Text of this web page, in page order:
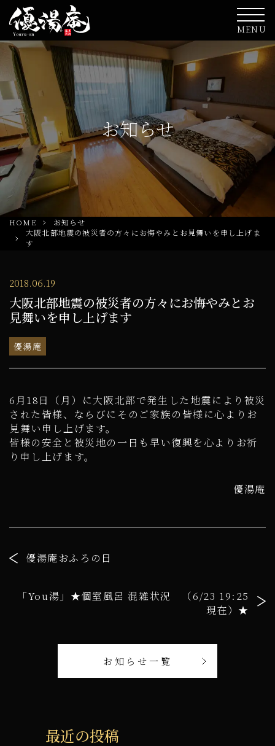
MENU
お知らせ
HOME
お知らせ
大阪北部地震の被災者の方々にお悔やみとお見舞いを申し上げま
す
2018.06.19
大阪北部地震の被災者の方々にお悔やみとお
見舞いを申し上げます
優湯庵
6月18日（月）に大阪北部で発生した地震により被災
された皆様、ならびにそのご家族の皆様に心よりお
見舞い申し上げます。
皆様の安全と被災地の一日も早い復興を心よりお祈
り申し上げます。
優湯庵
優湯庵おふろの日
「You湯」★個室風呂 混雑状況 （6/23 19:25
現在）★
お知らせ一覧
最近の投稿